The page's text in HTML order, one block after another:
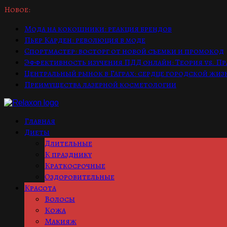
Новое:
Мода на кокошники: реакция брендов
Пьер Карден: революция в моде
Спортмастер: восторг от новой съемки и промокод
Эффективность изучения ПДД онлайн: Теория vs.
Центральный рынок в Гаграх: сердце городской
Преимущества лазерной косметологии
Главная
Диеты
Длительные
К празднику
Краткосрочные
Оздоровительные
Красота
Волосы
Кожа
Макияж